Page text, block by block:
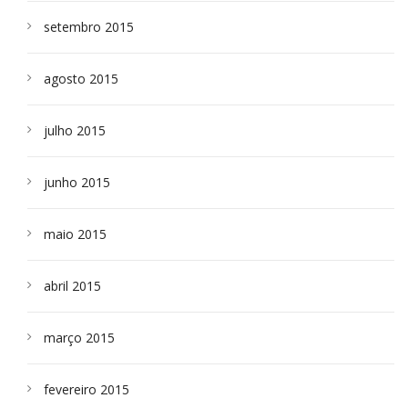
setembro 2015
agosto 2015
julho 2015
junho 2015
maio 2015
abril 2015
março 2015
fevereiro 2015